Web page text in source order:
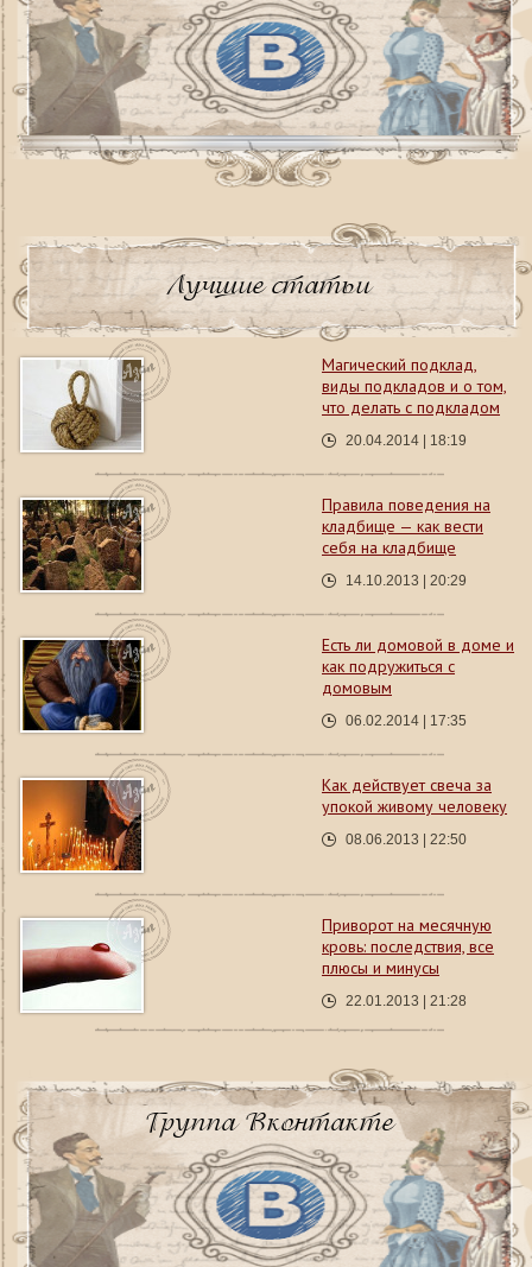
Лучшие статьи
Магический подклад,
виды подкладов и о том,
что делать с подкладом
20.04.2014 | 18:19
Правила поведения на
кладбище — как вести
себя на кладбище
14.10.2013 | 20:29
Есть ли домовой в доме и
как подружиться с
домовым
06.02.2014 | 17:35
Как действует свеча за
упокой живому человеку
08.06.2013 | 22:50
Приворот на месячную
кровь: последствия, все
плюсы и минусы
22.01.2013 | 21:28
Группа Вконтакте